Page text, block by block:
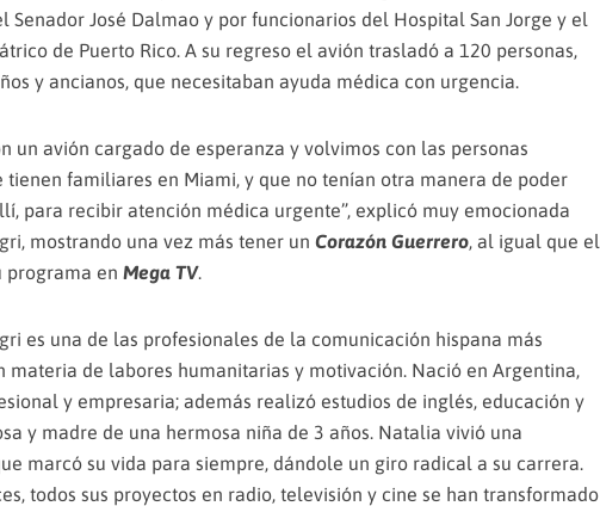
Senador José Dalmao y por funcionarios del Hospital San Jorge y el
de Puerto Rico. A su regreso el avión trasladó a 120 personas,
y ancianos, que necesitaban ayuda médica con urgencia.
un avión cargado de esperanza y volvimos con las personas
tienen familiares en Miami, y que no tenían otra manera de poder
para recibir atención médica urgente”, explicó muy emocionada
, mostrando una vez más tener un Corazón Guerrero, al igual que el
programa en Mega TV.
es una de las profesionales de la comunicación hispana más
materia de labores humanitarias y motivación. Nació en Argentina,
y empresaria; además realizó estudios de inglés, educación y
y madre de una hermosa niña de 3 años. Natalia vivió una
marcó su vida para siempre, dándole un giro radical a su carrera.
todos sus proyectos en radio, televisión y cine se han transformado